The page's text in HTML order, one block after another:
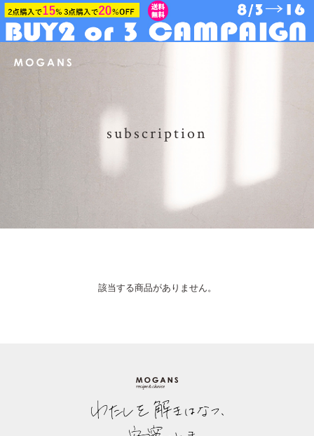
subscription
該当する商品がありません。